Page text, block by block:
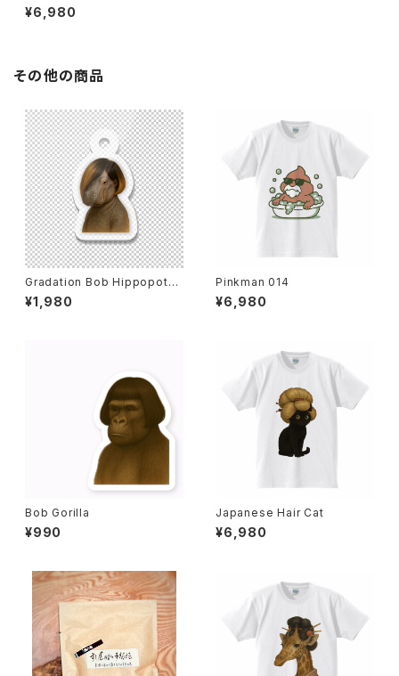
¥6,980
その他の商品
Gradation Bob Hippopota
mus
¥1,980
Pinkman 014
¥6,980
Bob Gorilla
¥990
Japanese Hair Cat
¥6,980